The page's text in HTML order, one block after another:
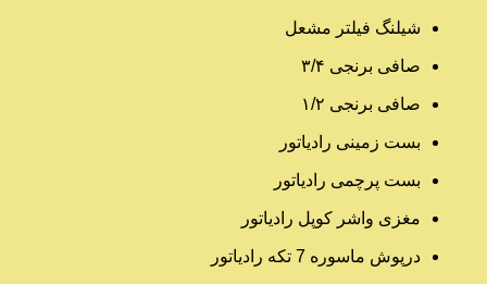
شیلنگ فیلتر مشعل
صافی برنجی ۳/۴
صافی برنجی ۱/۲
بست زمینی رادیاتور
بست پرچمی رادیاتور
مغزی واشر کوپل رادیاتور
درپوش ماسوره 7 تکه رادیاتور